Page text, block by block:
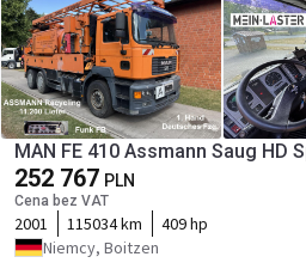
MAN FE 410 Assmann Saug HD
252 767 PLN
Cena bez VAT
2001 115034 km
409 hp
Niemcy, Boitzen